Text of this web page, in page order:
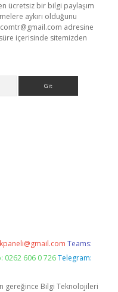
ücretsiz bir bilgi paylaşım
aykırı olduğunu
adresine
içerisinde sitemizden
Teams:
0262 606 0 726 Telegram:
gereğince Bilgi Teknolojileri